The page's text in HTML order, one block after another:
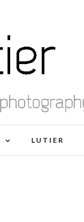
LUTIER